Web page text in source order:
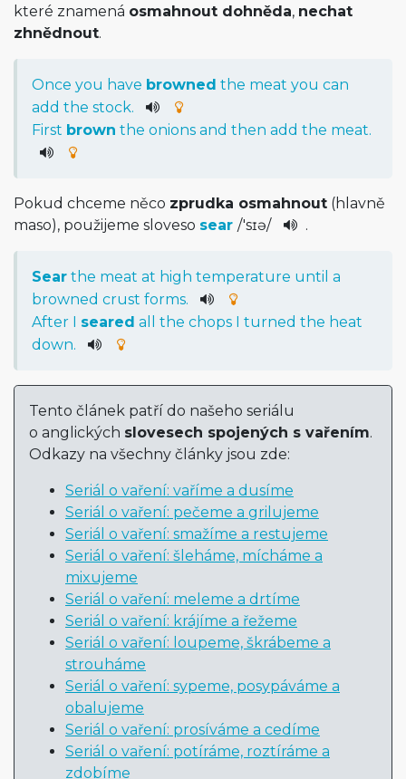
které znamená osmahnout dohněda, nechat
zhnědnout.
Once you have browned the meat you can
add the stock.
First brown the onions and then add the meat.
Pokud chceme něco zprudka osmahnout (hlavně
maso), použijeme sloveso sear /'sɪə/ .
Sear the meat at high temperature until a
browned crust forms.
After
seared all the chops turned the heat
down.
Tento článek patří do našeho seriálu
o anglických slovesech spojených s vařením.
Odkazy na všechny články jsou zde:
Seriál o vaření: vaříme a dusíme
Seriál o vaření: pečeme a grilujeme
Seriál o vaření: smažíme a restujeme
Seriál o vaření: šleháme, mícháme a
mixujeme
Seriál o vaření: meleme a drtíme
Seriál o vaření: krájíme a řežeme
Seriál o vaření: loupeme, škrábeme a
strouháme
Seriál o vaření: sypeme, posypáváme a
obalujeme
Seriál o vaření: prosíváme a cedíme
Seriál o vaření: potíráme, roztíráme a
zdobíme